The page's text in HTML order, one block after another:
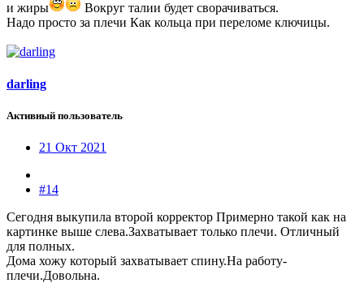
и жиры
Вокруг талии будет сворачиваться.
Надо просто за плечи Как кольца при переломе ключицы.
darling
Активный пользователь
21 Окт 2021
#14
Сегодня выкупила второй корректор Примерно такой как на
картинке выше слева.Захватывает только плечи. Отличный
для полных.
Дома хожу который захватывает спину.На работу-
плечи.Довольна.